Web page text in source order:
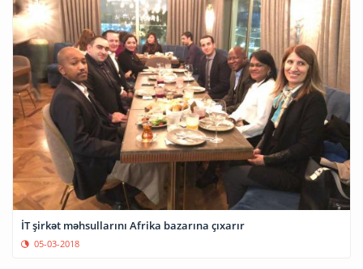
İT şirkət məhsullarını Afrika bazarına çıxarır
05-03-2018